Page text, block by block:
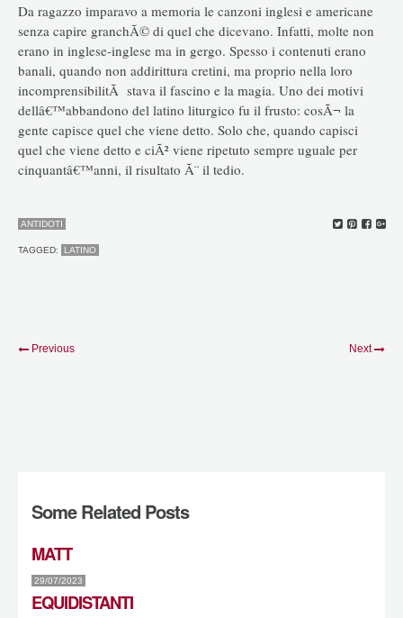
Da ragazzo imparavo a memoria le canzoni inglesi e americane
senza capire granchÃ© di quel che dicevano. Infatti, molte non
erano in inglese-inglese ma in gergo. Spesso i contenuti erano
banali, quando non addirittura cretini, ma proprio nella loro
incomprensibilitÃ stava il fascino e la magia. Uno dei motivi
dellâ€™abbandono del latino liturgico fu il frusto: cosÃ¬ la
gente capisce quel che viene detto. Solo che, quando capisci
quel che viene detto e ciÃ² viene ripetuto sempre uguale per
cinquantâ€™anni, il risultato Ã¨ il tedio.
ANTIDOTI
TAGGED: LATINO
Previous Next
Some Related Posts
MATT
29/07/2023
EQUIDISTANTI